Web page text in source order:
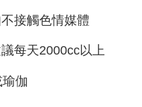
接觸色情媒體
每天2000cc以上
伽